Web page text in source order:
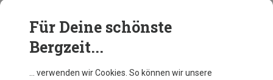
Andere Kunden kauften auch
Für Deine schönste
Bergzeit...
… verwenden wir Cookies. So können wir unsere